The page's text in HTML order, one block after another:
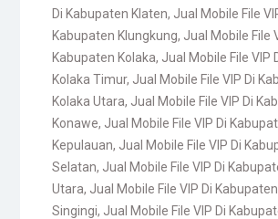
Di Kabupaten Klaten, Jual Mobile File
Kabupaten Klungkung, Jual Mobile File
Kabupaten Kolaka, Jual Mobile File VIP
Kolaka Timur, Jual Mobile File VIP Di
Kolaka Utara, Jual Mobile File VIP Di
Konawe, Jual Mobile File VIP Di
Kepulauan, Jual Mobile File VIP Di
Selatan, Jual Mobile File VIP Di
Utara, Jual Mobile File VIP Di
Singingi, Jual Mobile File VIP Di